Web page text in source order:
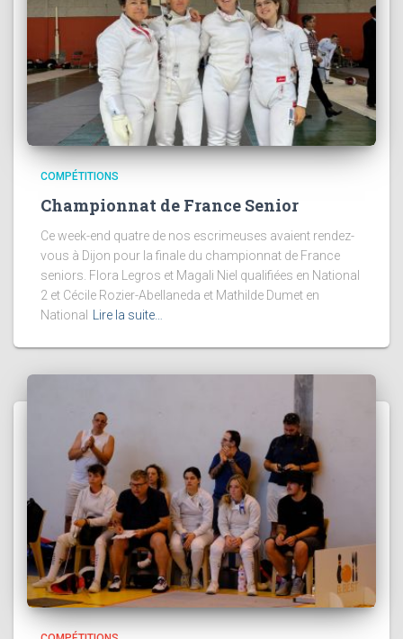
COMPÉTITIONS
Championnat de France Senior
Ce week-end quatre de nos escrimeuses avaient rendez-
vous à Dijon pour la finale du championnat de France
seniors. Flora Legros et Magali Niel qualifiées en National
2 et Cécile Rozier-Abellaneda et Mathilde Dumet en
National
Lire la suite…